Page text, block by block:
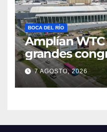
BOCA DEL RÍO
Amplían
grandes
7 AGOSTO, 2026